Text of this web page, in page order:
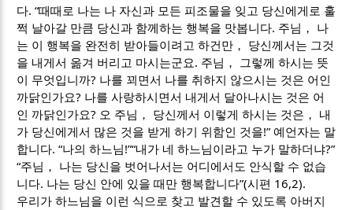
다. “때때로 나는 나 자신과 모든 피조물을 잊고 당신에게로 훌
쩍 날아갈 만큼 당신과 함께하는 행복을 맛봅니다. 주님， 나
는 이 행복을 완전히 받아들이려고 하건만， 당신께서는 그것
을 내게서 옮겨 버리고 마시는군요. 주님， 그렇께 하시는 뜻
이 무엇입니까? 나를 꾀면서 나를 취하지 않으시는 것은 어인
까닭인가요? 나를 사랑하시면서 내게서 달아나시는 것은 어
인 까닭인가요? 오 주님， 당신께서 이렇게 하시는 것은， 내
가 당신에게서 많은 것을 받게 하기 위함인 것을!” 예언자는 말
합니다. “나의 하느님!”“내가 네 하느님이라고 누가 말하더냐?”
“주님， 나는 당신을 벗어나서는 어디에서도 안식할 수 없습
니다. 나는 당신 안에 있을 때만 행복합니다”(시편 16,2).
우리가 하느님을 이런 식으로 찾고 발견할 수 있도록 아버지